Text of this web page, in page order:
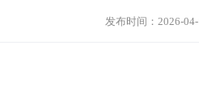
发布时间：2026-